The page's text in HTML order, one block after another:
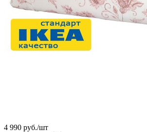
4 990 руб./шт